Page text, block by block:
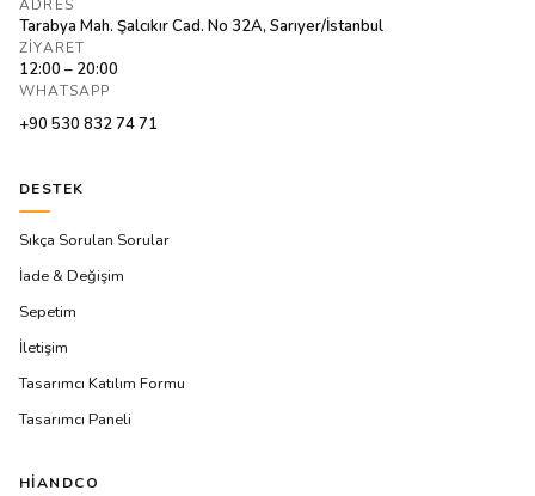
ADRES
Tarabya Mah. Şalcıkır Cad. No 32A, Sarıyer/İstanbul
ZIYARET
12:00 – 20:00
WHATSAPP
+90 530 832 74 71
DESTEK
Sıkça Sorulan Sorular
İade & Değişim
Sepetim
İletişim
Tasarımcı Katılım Formu
Tasarımcı Paneli
HIANDCO